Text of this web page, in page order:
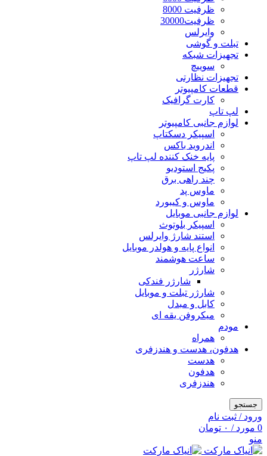
ظرفیت 8000
ظرفیت30000
وایرلس
تبلت و گوشی
تجهیزات شبکه
سوییچ
تجهیزات نظارتی
قطعات کامپیوتر
کارت گرافیک
لپ تاپ
لوازم جانبی کامپیوتر
اسپیکر دسکتاپ
اندروید باکس
پایه خنک کننده لپ تاپ
پکیج استودیو
چند راهی برق
ماوس پد
ماوس و کیبورد
لوازم جانبی موبایل
اسپیکر بلوتوث
استند شارژ وایرلس
انواع پایه و هولدر موبایل
ساعت هوشمند
شارژر
شارژر فندکی
شارژر تبلت و موبایل
کابل و مبدل
میکروفن یقه ای
مودم
همراه
هدفون، هدست و هندزفری
هدست
هدفون
هندزفری
جستجو
ورود / ثبت نام
0 مورد / ۰ تومان
منو